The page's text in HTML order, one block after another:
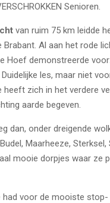
Senioren.
van ruim 75 km leidde
Brabant. Al aan het rode
Hoef demonstreerde
les, maar niet
heeft zich in het verdere
aarde begeven.
dan, onder dreigende
Maarheeze, Sterksel,
mooie dorpjes waar ze
had voor de mooiste